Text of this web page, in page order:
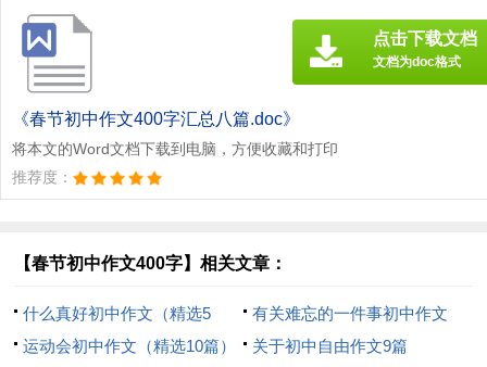
《春节初中作文400字汇总八篇.doc》
将本文的Word文档下载到电脑，方便收藏和打印
推荐度：
点击下载文档
文档为doc格式
【春节初中作文400字】相关文章：
什么真好初中作文（精选5
篇）
有关难忘的一件事初中作文
300字5篇
运动会初中作文（精选10篇） 关于初中自由作文9篇